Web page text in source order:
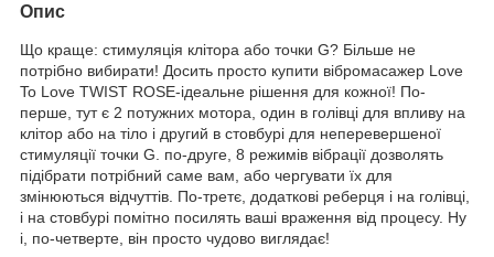
Опис
Що краще: стимуляція клітора або точки G? Більше не
потрібно вибирати! Досить просто купити вібромасажер Love
To Love TWIST ROSE-ідеальне рішення для кожної! По-
перше, тут є 2 потужних мотора, один в голівці для впливу на
клітор або на тіло і другий в стовбурі для неперевершеної
стимуляції точки G. по-друге, 8 режимів вібрації дозволять
підібрати потрібний саме вам, або чергувати їх для
змінюються відчуттів. По-третє, додаткові реберця і на голівці,
і на стовбурі помітно посилять ваші враження від процесу. Ну
і, по-четверте, він просто чудово виглядає!